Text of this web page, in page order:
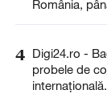
România,
4 Digi24.ro -
probele de